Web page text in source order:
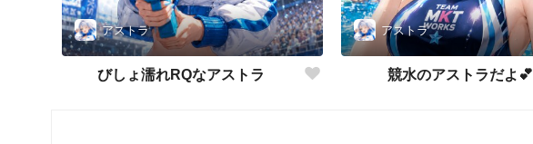
アストラ
びしょ濡れRQなアストラ
アストラ
競水のアストラだよ💕